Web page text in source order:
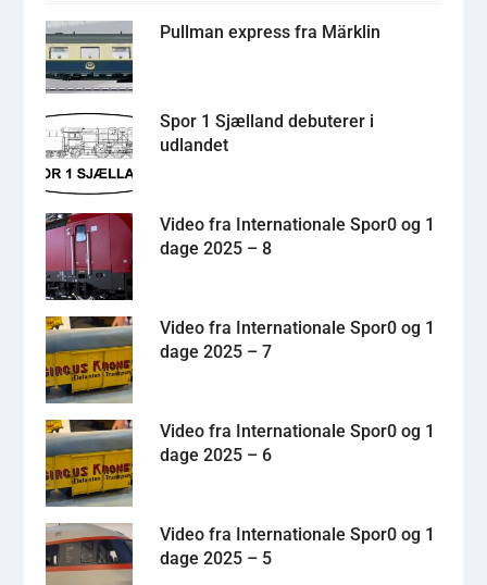
Pullman express fra Märklin
Spor 1 Sjælland debuterer i
udlandet
Video fra Internationale Spor0 og 1
dage 2025 – 8
Video fra Internationale Spor0 og 1
dage 2025 – 7
Video fra Internationale Spor0 og 1
dage 2025 – 6
Video fra Internationale Spor0 og 1
dage 2025 – 5